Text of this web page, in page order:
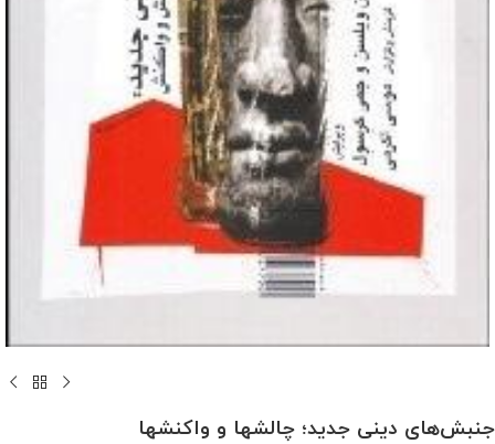
جنبش‌های دینی جدید؛ چالشها و واکنشها